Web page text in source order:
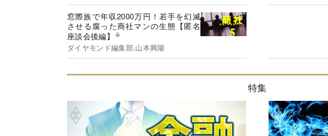
窓際族で年収2000万円！若手を幻滅
させる腐った商社マンの生態【匿名
座談会後編】
ダイヤモンド編集部,山本興陽
特集